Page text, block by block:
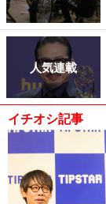
人気連載
イチオシ記事